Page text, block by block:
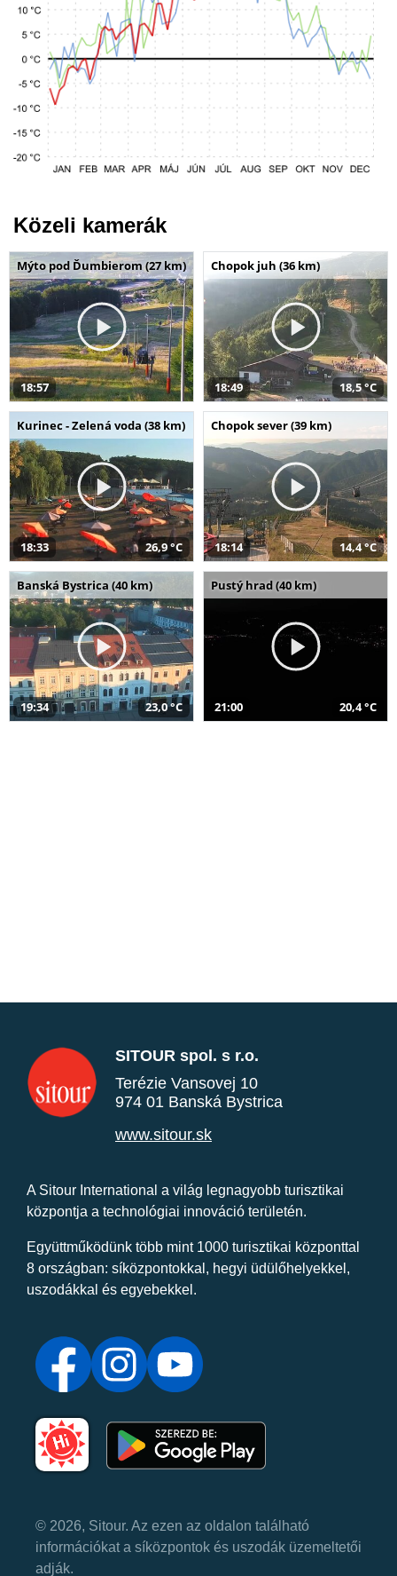
Közeli kamerák
Mýto pod Ďumbierom (27 km)
18:57
Chopok juh (36 km)
18:49 18,5 °C
Kurinec - Zelená voda (38 km)
18:33 26,9 °C
Chopok sever (39 km)
18:14 14,4 °C
Banská Bystrica (40 km)
19:34 23,0 °C
Pustý hrad (40 km)
21:00 20,4 °C
SITOUR spol. s r.o.
Terézie Vansovej 10
974 01 Banská Bystrica
www.sitour.sk
A Sitour International a világ legnagyobb turisztikai
központja a technológiai innováció területén.
Együttműködünk több mint 1000 turisztikai központtal
8 országban: síközpontokkal, hegyi üdülőhelyekkel,
uszodákkal és egyebekkel.
© 2026, Sitour. Az ezen az oldalon található
információkat a síközpontok és uszodák üzemeltetői
adják.